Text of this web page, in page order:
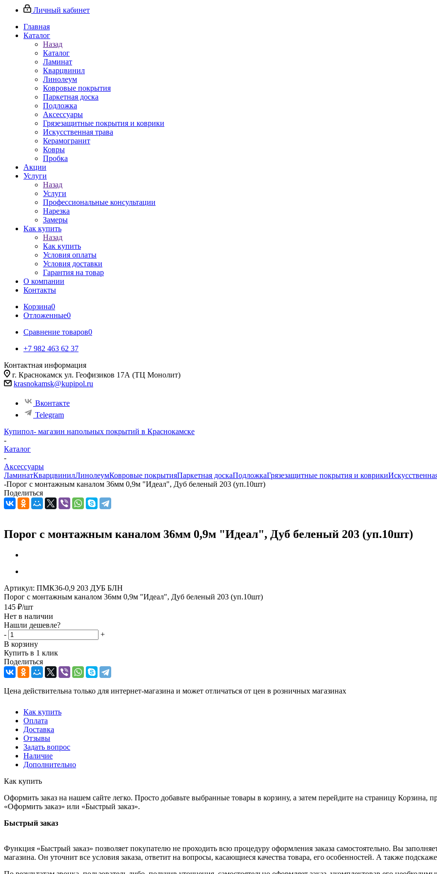
Личный кабинет
Главная
Каталог
Назад
Каталог
Ламинат
Кварцвинил
Линолеум
Ковровые покрытия
Паркетная доска
Подложка
Аксессуары
Грязезащитные покрытия и коврики
Искусственная трава
Керамогранит
Ковры
Пробка
Акции
Услуги
Назад
Услуги
Профессиональные консультации
Нарезка
Замеры
Как купить
Назад
Как купить
Условия оплаты
Условия доставки
Гарантия на товар
О компании
Контакты
Корзина0
Отложенные0
Сравнение товаров0
+7 982 463 62 37
Контактная информация
г. Краснокамск ул. Геофизиков 17А (ТЦ Монолит)
krasnokamsk@kupipol.ru
Вконтакте
Telegram
Купипол- магазин напольных покрытий в Краснокамске
-
Каталог
-
Аксессуары
ЛаминатКварцвинилЛинолеумКовровые покрытияПаркетная доскаПодложкаГрязезащитные покрытия и коврики
-Порог с монтажным каналом 36мм 0,9м "Идеал", Дуб беленый 203 (уп.10шт)
Поделиться
Порог с монтажным каналом 36мм 0,9м "Идеал", Дуб беленый 203 (уп.10шт)
Артикул: ПМК36-0,9 203 ДУБ БЛН
Порог с монтажным каналом 36мм 0,9м "Идеал", Дуб беленый 203 (уп.10шт)
145 ₽/шт
Нет в наличии
Нашли дешевле?
-
+
В корзину
Купить в 1 клик
Поделиться
Цена действительна только для интернет-магазина и может отличаться от цен в розничных магазинах
Как купить
Оплата
Доставка
Отзывы
Задать вопрос
Наличие
Дополнительно
Как купить
Оформить заказ на нашем сайте легко. Просто добавьте выбранные товары в корзину, а затем перейдите на страницу Корзина,
«Оформить заказ» или «Быстрый заказ».
Быстрый заказ
Функция «Быстрый заказ» позволяет покупателю не проходить всю процедуру оформления заказа самостоятельно. Вы
магазина. Он уточнит все условия заказа, ответит на вопросы, касающиеся качества товара, его особенностей. А также